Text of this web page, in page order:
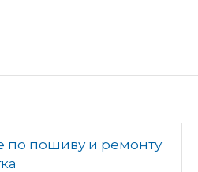
по пошиву и ремонту